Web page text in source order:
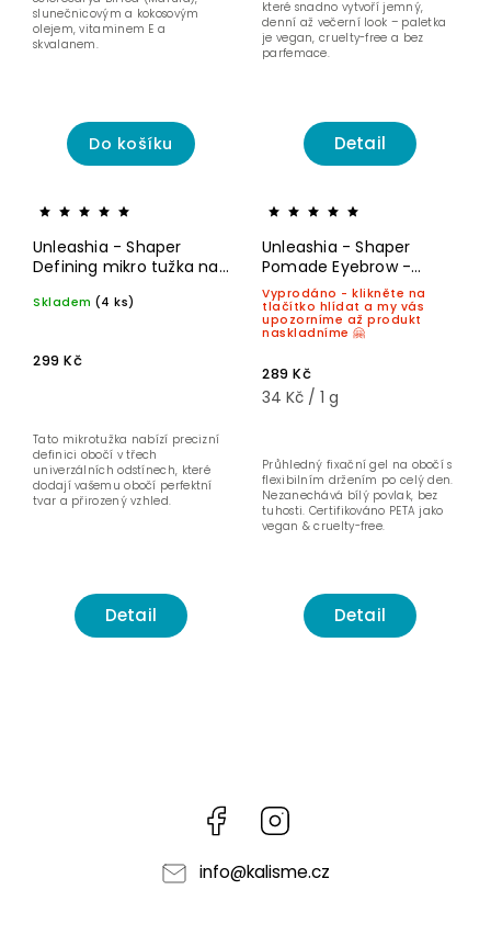
Do košíku
slunečnicovým a kokosovým
olejem, vitaminem E a
skvalanem.
Detail
které snadno vytvoří jemný,
denní až večerní look – paletka
je vegan, cruelty-free a bez
parfemace.
Unleashia - Shaper
Defining mikro tužka na
Skladem (4 ks)
299 Kč
Detail
Tato mikrotužka nabízí precizní
definici obočí v třech
univerzálních odstínech, které
dodají vašemu obočí perfektní
tvar a přirozený vzhled.
Unleashia - Shaper
Pomade Eyebrow -
Fixační gel na obočí - 8,5
g
Vyprodáno - klikněte na
tlačítko hlídat a my vás
upozorníme až produkt
naskladníme 🤗
289 Kč
34 Kč / 1 g
Detail
Průhledný fixační gel na obočí s
flexibilním držením po celý den.
Nezanechává bílý povlak, bez
tuhosti. Certifikováno PETA jako
vegan & cruelty-free.
Facebook
info@kalisme.cz